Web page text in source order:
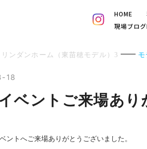
HOME
現場ブログ
リンダンホーム（東苗穂モデル）3
18
ベントご来場あ
ントへご来場ありがとうございました。